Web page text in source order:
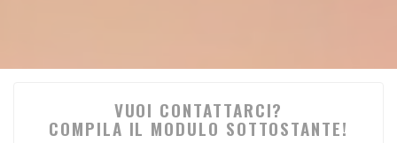
VUOI CONTATTARCI?
COMPILA IL MODULO SOTTOSTANTE!